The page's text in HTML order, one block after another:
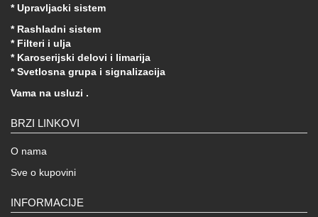
* Upravljacki sistem
* Rashladni sistem
* Filteri i ulja
* Karoserijski delovi i limarija
* Svetlosna grupa i signalizacija
Vama na usluzi .
BRZI LINKOVI
O nama
Sve o kupovini
INFORMACIJE